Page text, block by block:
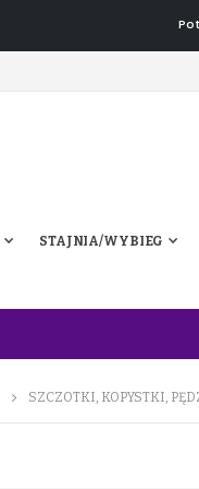
STAJNIA/WYBIEG
SZCZOTKI, KOPYSTKI,